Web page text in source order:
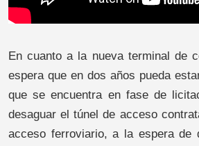
En cuanto a la nueva terminal de
espera que en dos años pueda
que se encuentra en fase de
desaguar el túnel de acceso
acceso ferroviario, a la espera de